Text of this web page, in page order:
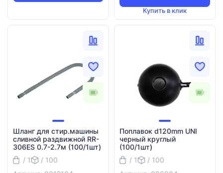
Купить в клик
Шланг для стир.машины
сливной раздвижной RR-
306ES 0.7-2.7м (100/1шт)
/ 1
/ 100
Поплавок d120mm UNI
черный круглый
(100/1шт)
/ 1
/ 100